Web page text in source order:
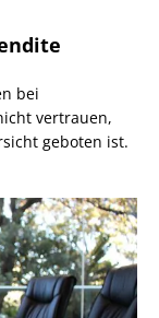
bei
vertrauen,
geboten ist.